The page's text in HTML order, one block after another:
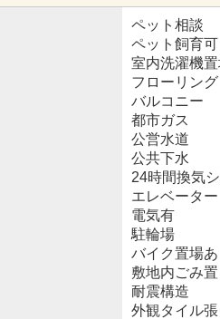
ペット相談
ペット飼育可
室内洗濯機
フローリング
バルコニー
都市ガス
公営水道
公共下水
24時間換気
エレベーター
電気有
駐輪場
バイク置場あ
敷地内ごみ
耐震構造
外観タイル張